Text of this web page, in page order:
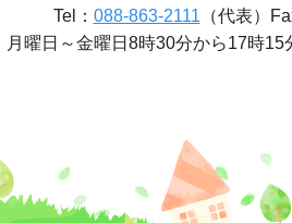
Tel： 088-863-2111 （代表）
月曜日～金曜日8時30分から17時15